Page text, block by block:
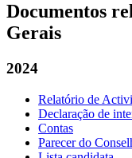
Documentos
Gerais
2024
Relatório de
Declaração de
Contas
Parecer do